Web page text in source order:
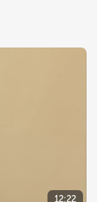
12:22